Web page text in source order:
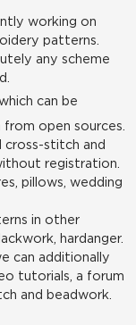
working on
patterns.
any scheme
can be
open sources.
cross-stitch and
registration.
pillows, wedding
in other
hardanger.
can additionally
tutorials, a forum
and beadwork.